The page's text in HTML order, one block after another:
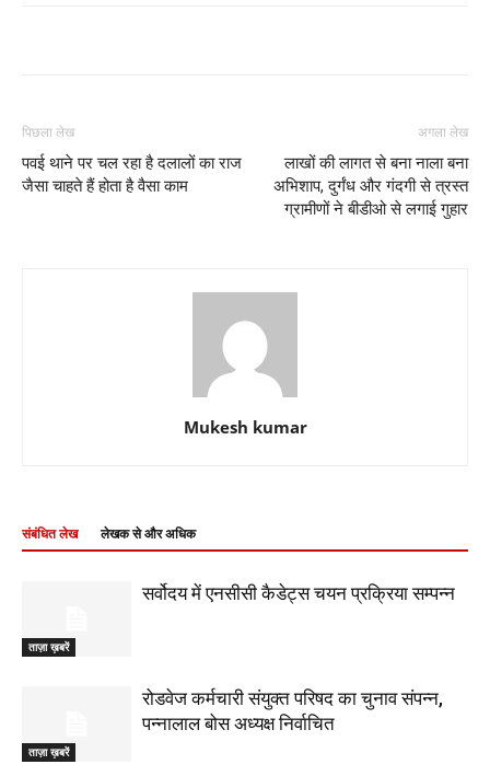
पिछला लेख
पवई थाने पर चल रहा है दलालों का राज
जैसा चाहते हैं होता है वैसा काम
अगला लेख
लाखों की लागत से बना नाला बना
अभिशाप, दुर्गंध और गंदगी से त्रस्त
ग्रामीणों ने बीडीओ से लगाई गुहार
Mukesh kumar
संबंधित लेख लेखक से और अधिक
ताज़ा ख़बरें
सर्वोदय में एनसीसी कैडेट्स चयन प्रक्रिया सम्पन्न
ताज़ा ख़बरें
रोडवेज कर्मचारी संयुक्त परिषद का चुनाव संपन्न,
पन्नालाल बोस अध्यक्ष निर्वाचित